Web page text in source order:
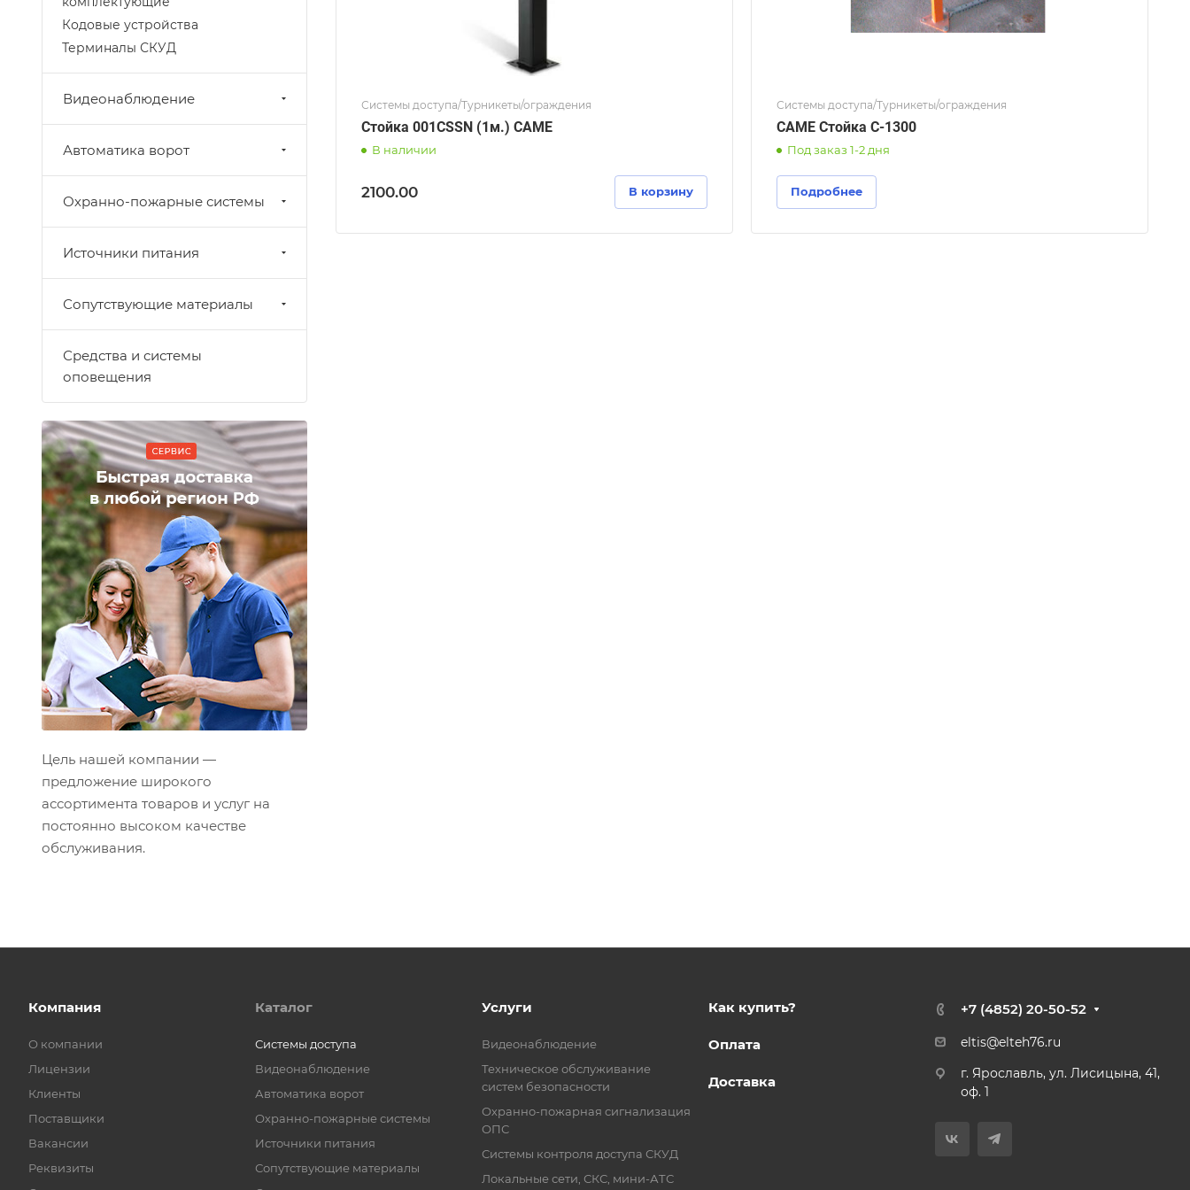
Системы доступа/Турникеты/ограждения
Стойка 001CSSN (1м.) CAME
В наличии
2100.00 В корзину
Системы доступа/Турникеты/ограждения
CAME Стойка С-1300
Под заказ 1-2 дня
Подробнее
Кодовые устройства
Терминалы СКУД
Видеонаблюдение
Автоматика ворот
Охранно-пожарные системы
Источники питания
Сопутствующие материалы
Средства и системы
оповещения
Цель нашей компании —
предложение широкого
ассортимента товаров и услуг на
постоянно высоком качестве
обслуживания.
Компания
О компании
Лицензии
Клиенты
Поставщики
Вакансии
Реквизиты
Каталог
Системы доступа
Видеонаблюдение
Автоматика ворот
Охранно-пожарные системы
Источники питания
Сопутствующие материалы
Услуги
Видеонаблюдение
Техническое обслуживание
систем безопасности
Охранно-пожарная сигнализация
ОПС
Системы контроля доступа СКУД
Локальные сети, СКС, мини-АТС
Как купить?
Оплата
Доставка
+7 (4852) 20-50-52
eltis@elteh76.ru
г. Ярославль, ул. Лисицына, 41,
оф. 1